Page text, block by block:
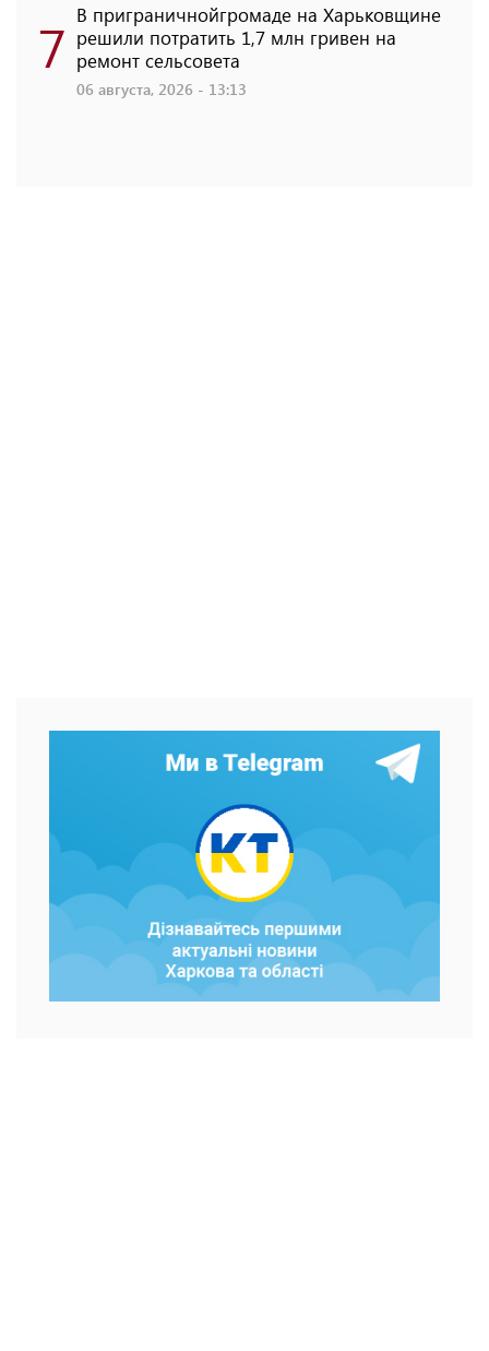
7 В приграничнойгромаде на Харьковщине
решили потратить 1,7 млн ​​гривен на
ремонт сельсовета
06 августа, 2026 - 13:13